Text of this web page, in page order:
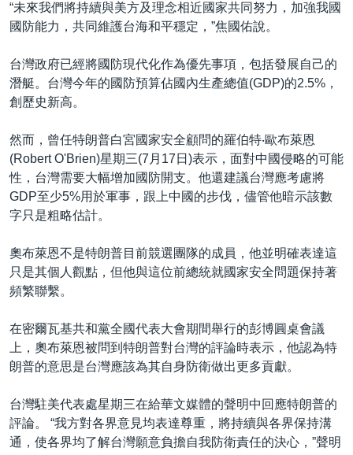
“未來我們將持續與美方及理念相近國家共同努力，加強我國
國防能力，共同維護台海和平穩定，”焦國佑說。
台灣政府已經將國防現代化作為優先事項，包括發展自己的
潛艇。台灣今年的國防預算佔國內生產總值(GDP)的2.5%，
創歷史新高。
然而，曾任特朗普白宮國家安全顧問的羅伯特‧歐布萊恩
(Robert O'Brien)星期三(7月17日)表示，面對中國侵略的可能
性，台灣需要大幅增加國防開支。他還建議台灣應考慮將
GDP至少5%用於軍事，跟上中國的步伐，儘管他暗示該數
字只是粗略估計。
奧布萊恩不是特朗普目前競選團隊的成員，他並明確表達這
只是其個人觀點，但他與這位前總統就國家安全問題保持著
頻繁聯繫。
在密爾瓦基共和黨全國代表大會期間舉行的彭博圓桌會議
上，奧布萊恩被問到特朗普對台灣的評論時表示，他認為特
朗普的意思是台灣應該為其自身防衛做出更多貢獻。
台灣駐美代表處星期三在給華文媒體的聲明中回應特朗普的
評論。 “我方對各界意見均表達尊重，將持續與各界保持溝
通，使各界均了解台灣願意負擔自我防衛責任的決心，”聲明